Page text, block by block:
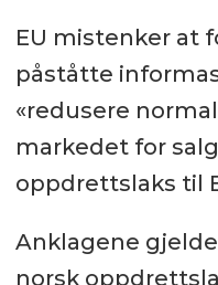
EU mistenker at
påståtte
«redusere
markedet for
oppdrettslaks til
Anklagene
norsk